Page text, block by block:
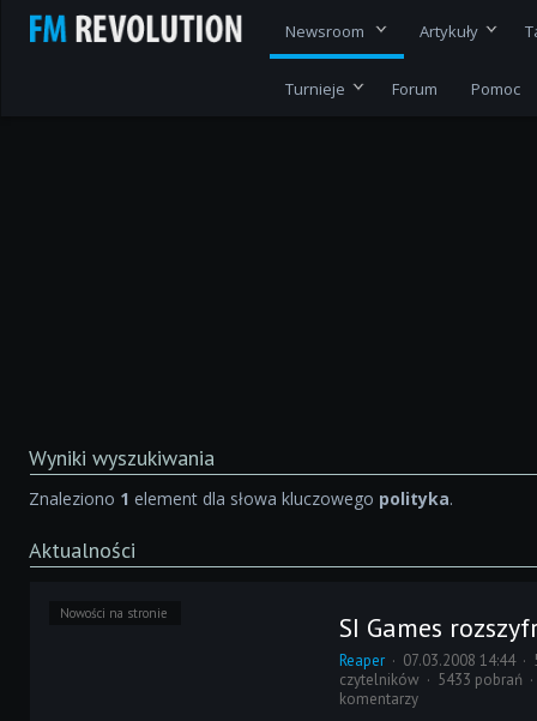
Newsroom Artykuły
Turnieje Forum Pomoc
Wyniki wyszukiwania
Znaleziono 1 element dla słowa kluczowego polityka.
Aktualności
Nowości na stronie SI Games
Reaper 07.03.2008 14:44
czytelników
5433 pobrań
komentarzy